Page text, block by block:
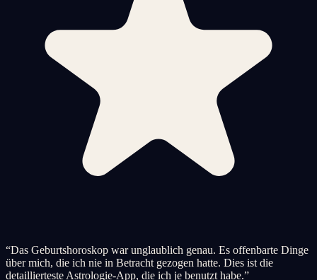
“Das Geburtshoroskop war unglaublich genau. Es offenbarte Dinge
über mich, die ich nie in Betracht gezogen hatte. Dies ist die
detaillierteste Astrologie-App, die ich je benutzt habe.”